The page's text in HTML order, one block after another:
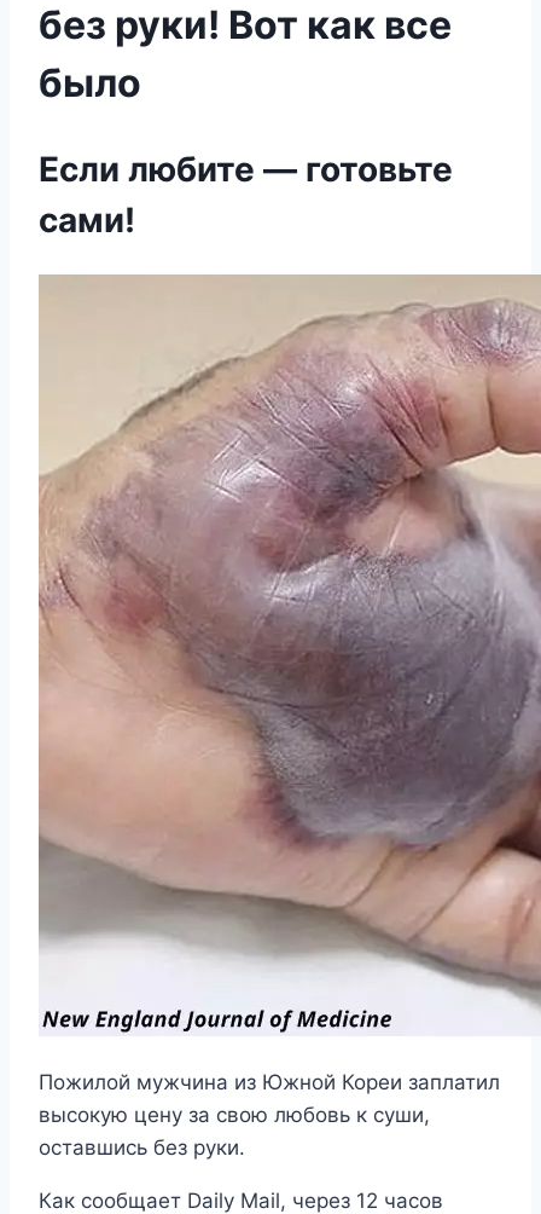
без руки! Вот как все
было
Если любите — готовьте
сами!
Пожилой мужчина из Южной Кореи заплатил
высокую цену за свою любовь к суши,
оставшись без руки.
Как сообщает Daily Mail, через 12 часов